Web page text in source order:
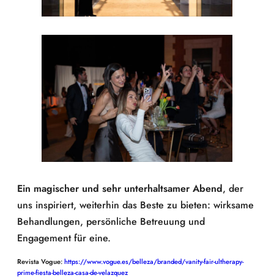
Ein magischer und sehr unterhaltsamer Abend, der
uns inspiriert, weiterhin das Beste zu bieten: wirksame
Behandlungen, persönliche Betreuung und
Engagement für eine.
Revista Vogue:https://www.vogue.es/belleza/branded/vanity-fair-ultherapy-
prime-fiesta-belleza-casa-de-velazquez